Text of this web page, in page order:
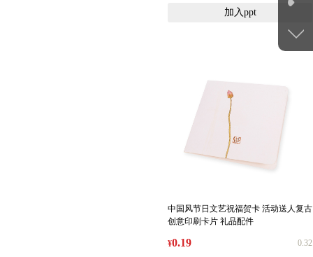
加入ppt
中国风节日文艺祝福贺卡 活动送人复古
创意印刷卡片 礼品配件
¥0.19 0.32